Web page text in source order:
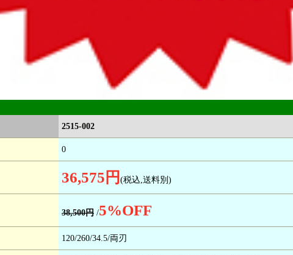
2515-002
0
36,575円 (税込,送料別)
38,500円 /5%OFF
120/260/34.5/両刃